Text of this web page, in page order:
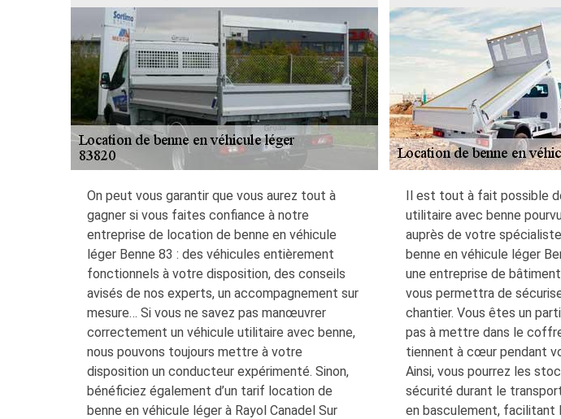
On peut vous garantir que vous aurez tout à
gagner si vous faites confiance à notre
entreprise de location de benne en véhicule
léger Benne 83 : des véhicules entièrement
fonctionnels à votre disposition, des conseils
avisés de nos experts, un accompagnement sur
mesure… Si vous ne savez pas manœuvrer
correctement un véhicule utilitaire avec benne,
nous pouvons toujours mettre à votre
disposition un conducteur expérimenté. Sinon,
bénéficiez également d’un tarif location de
benne en véhicule léger à Rayol Canadel Sur
Il est tout à fait possible
utilitaire avec benne
auprès de votre
benne en véhicule léger
une entreprise de
vous permettra de
chantier. Vous êtes un
pas à mettre dans le
tiennent à cœur pendant
Ainsi, vous pourrez les
sécurité durant le
en basculement, facilitant